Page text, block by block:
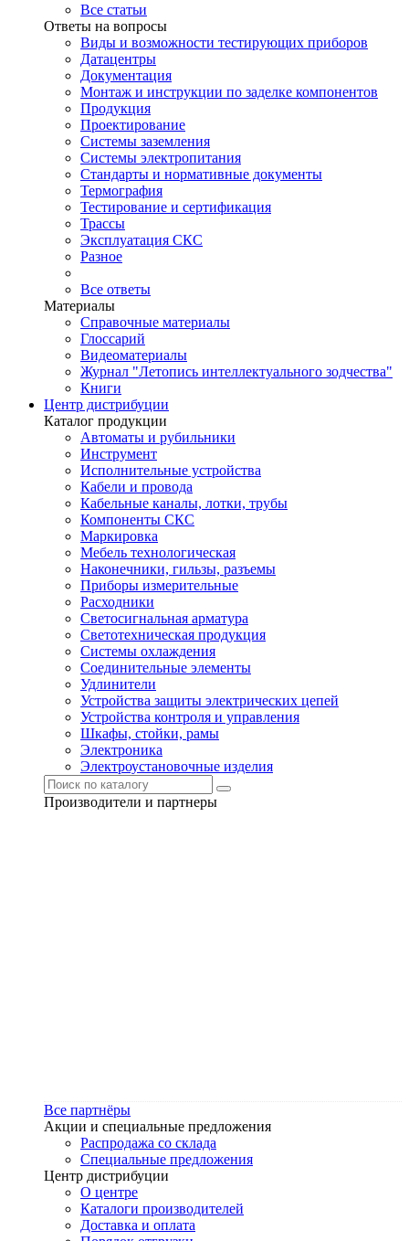
Все статьи
Ответы на вопросы
Виды и возможности тестирующих приборов
Датацентры
Документация
Монтаж и инструкции по заделке компонентов
Продукция
Проектирование
Системы заземления
Системы электропитания
Стандарты и нормативные документы
Термография
Тестирование и сертификация
Трассы
Эксплуатация СКС
Разное
Все ответы
Материалы
Справочные материалы
Глоссарий
Видеоматериалы
Журнал "Летопись интеллектуального зодчества"
Книги
Центр дистрибуции
Каталог продукции
Автоматы и рубильники
Инструмент
Исполнительные устройства
Кабели и провода
Кабельные каналы, лотки, трубы
Компоненты СКС
Маркировка
Мебель технологическая
Наконечники, гильзы, разъемы
Приборы измерительные
Расходники
Светосигнальная арматура
Светотехническая продукция
Системы охлаждения
Соединительные элементы
Удлинители
Устройства защиты электрических цепей
Устройства контроля и управления
Шкафы, стойки, рамы
Электроника
Электроустановочные изделия
Производители и партнеры
Все партнёры
Акции и специальные предложения
Распродажа со склада
Специальные предложения
Центр дистрибуции
О центре
Каталоги производителей
Доставка и оплата